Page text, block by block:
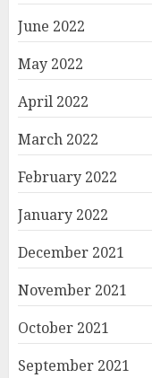
June 2022
May 2022
April 2022
March 2022
February 2022
January 2022
December 2021
November 2021
October 2021
September 2021